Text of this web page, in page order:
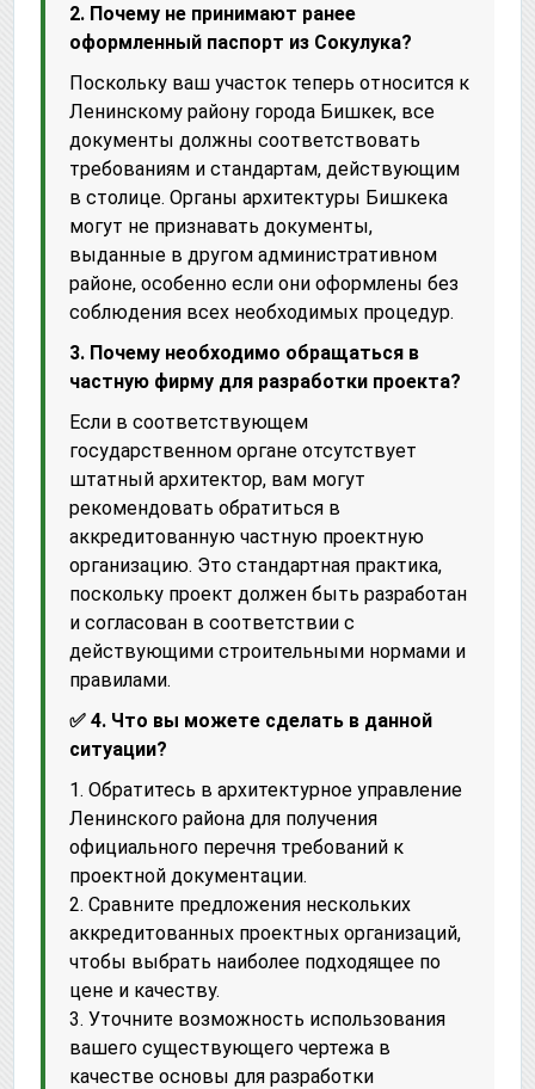
2. Почему не принимают ранее
оформленный паспорт из Сокулука?
Поскольку ваш участок теперь относится к
Ленинскому району города Бишкек, все
документы должны соответствовать
требованиям и стандартам, действующим
в столице. Органы архитектуры Бишкека
могут не признавать документы,
выданные в другом административном
районе, особенно если они оформлены без
соблюдения всех необходимых процедур.
3. Почему необходимо обращаться в
частную фирму для разработки проекта?
Если в соответствующем
государственном органе отсутствует
штатный архитектор, вам могут
рекомендовать обратиться в
аккредитованную частную проектную
организацию. Это стандартная практика,
поскольку проект должен быть разработан
и согласован в соответствии с
действующими строительными нормами и
правилами.
✅ 4. Что вы можете сделать в данной
ситуации?
1. Обратитесь в архитектурное управление
Ленинского района для получения
официального перечня требований к
проектной документации.
2. Сравните предложения нескольких
аккредитованных проектных организаций,
чтобы выбрать наиболее подходящее по
цене и качеству.
3. Уточните возможность использования
вашего существующего чертежа в
качестве основы для разработки